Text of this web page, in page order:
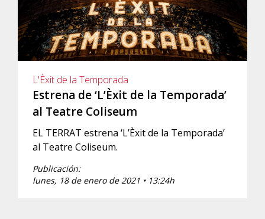
L'Èxit de la Temporada
Estrena de ‘L’Èxit de la Temporada’
al Teatre Coliseum
EL TERRAT estrena ‘L’Èxit de la Temporada’
al Teatre Coliseum.
Publicación:
lunes, 18 de enero de 2021 • 13:24h